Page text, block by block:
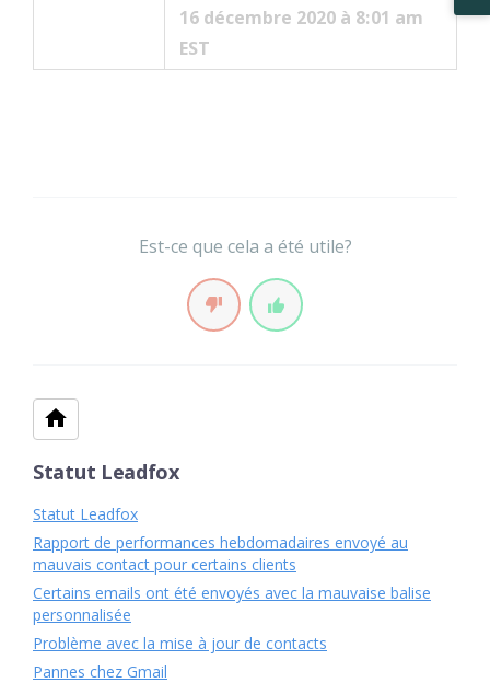
16 décembre 2020 à 8:01 am
EST
Est-ce que cela a été utile?
Statut Leadfox
Statut Leadfox
Rapport de performances hebdomadaires envoyé au
mauvais contact pour certains clients
Certains emails ont été envoyés avec la mauvaise balise
personnalisée
Problème avec la mise à jour de contacts
Pannes chez Gmail